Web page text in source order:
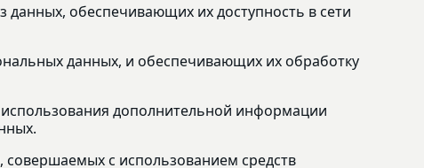
обеспечивающих их доступность в сети
данных, и обеспечивающих их обработку
дополнительной информации
с использованием средств